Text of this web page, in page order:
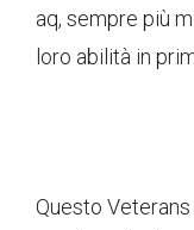
aq, sempre più
loro abilità in
Questo